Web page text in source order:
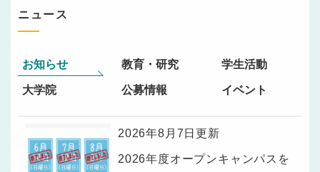
ニュース
お知らせ 教育・研究 学生活動
大学院 公募情報 イベント
2026年8月7日更新
2026年度オープンキャンパスを